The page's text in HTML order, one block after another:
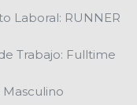
Laboral: RUNNER
Trabajo: Fulltime
Masculino